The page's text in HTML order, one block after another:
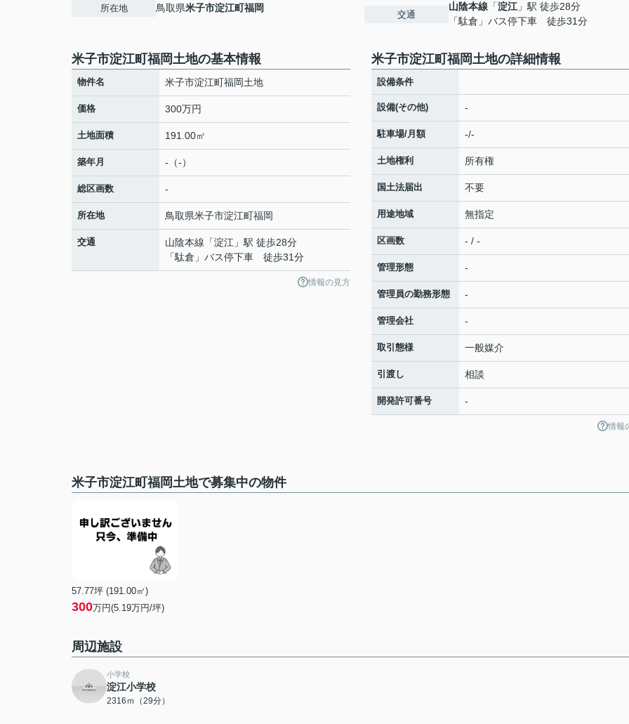
所在地 鳥取県米子市淀江町福岡
交通
山陰本線 「淀江 」駅 徒歩28分
「駄倉」バス停下車 徒歩31分
米子市淀江町福岡土地の基本情報
物件名 米子市淀江町福岡土地
価格 300万円
土地面積 191.00㎡
築年月 -（-）
総区画数 -
所在地 鳥取県米子市淀江町福岡
交通 山陰本線 「淀江 」駅 徒歩28分
「駄倉」バス停下車 徒歩31分
情報の見方
米子市淀江町福岡土地の詳細情報
設備条件
設備(その他) -
駐車場/月額 -/-
土地権利 所有権
国土法届出 不要
用途地域 無指定
区画数 - / -
管理形態 -
管理員の勤務形態 -
管理会社 -
取引態様 一般媒介
引渡し 相談
開発許可番号 -
情報
米子市淀江町福岡土地で募集中の物件
57.77坪 (191.00㎡)
300万円(5.19万円/坪)
周辺施設
小学校
淀江小学校
2316ｍ（29分）